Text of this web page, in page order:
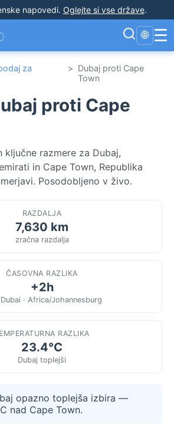
napovedi. Oglejte si vse države.
🌐 ☰
za
> Dubaj proti Cape
Town
proti Cape
ključne razmere za Dubaj,
in Cape Town, Republika
Posodobljeno v živo.
RAZDALJA
7,630 km
zračna razdalja
ČASOVNA RAZLIKA
+2h
· Africa/Johannesburg
RAZLIKA
23.4°C
Dubaj toplejši
opazno toplejša izbira —
nad Cape Town.